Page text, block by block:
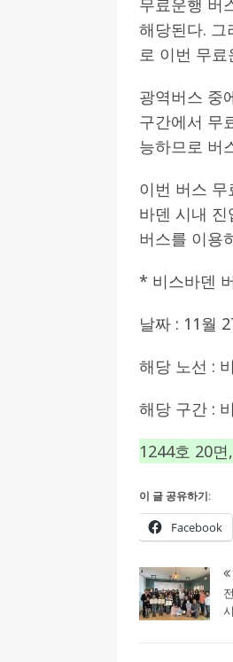
[
[
[
인
[
무료운행 버
해당된다. 그
로 이번 무
광역버스 중
구간에서 무
능하므로 버
이번 버스
바덴 시내
버스를 이용
* 비스바덴
날짜 : 11월
해당 노선 :
해당 구간 :
1244호 20
이 글 공유하기:
Facebook